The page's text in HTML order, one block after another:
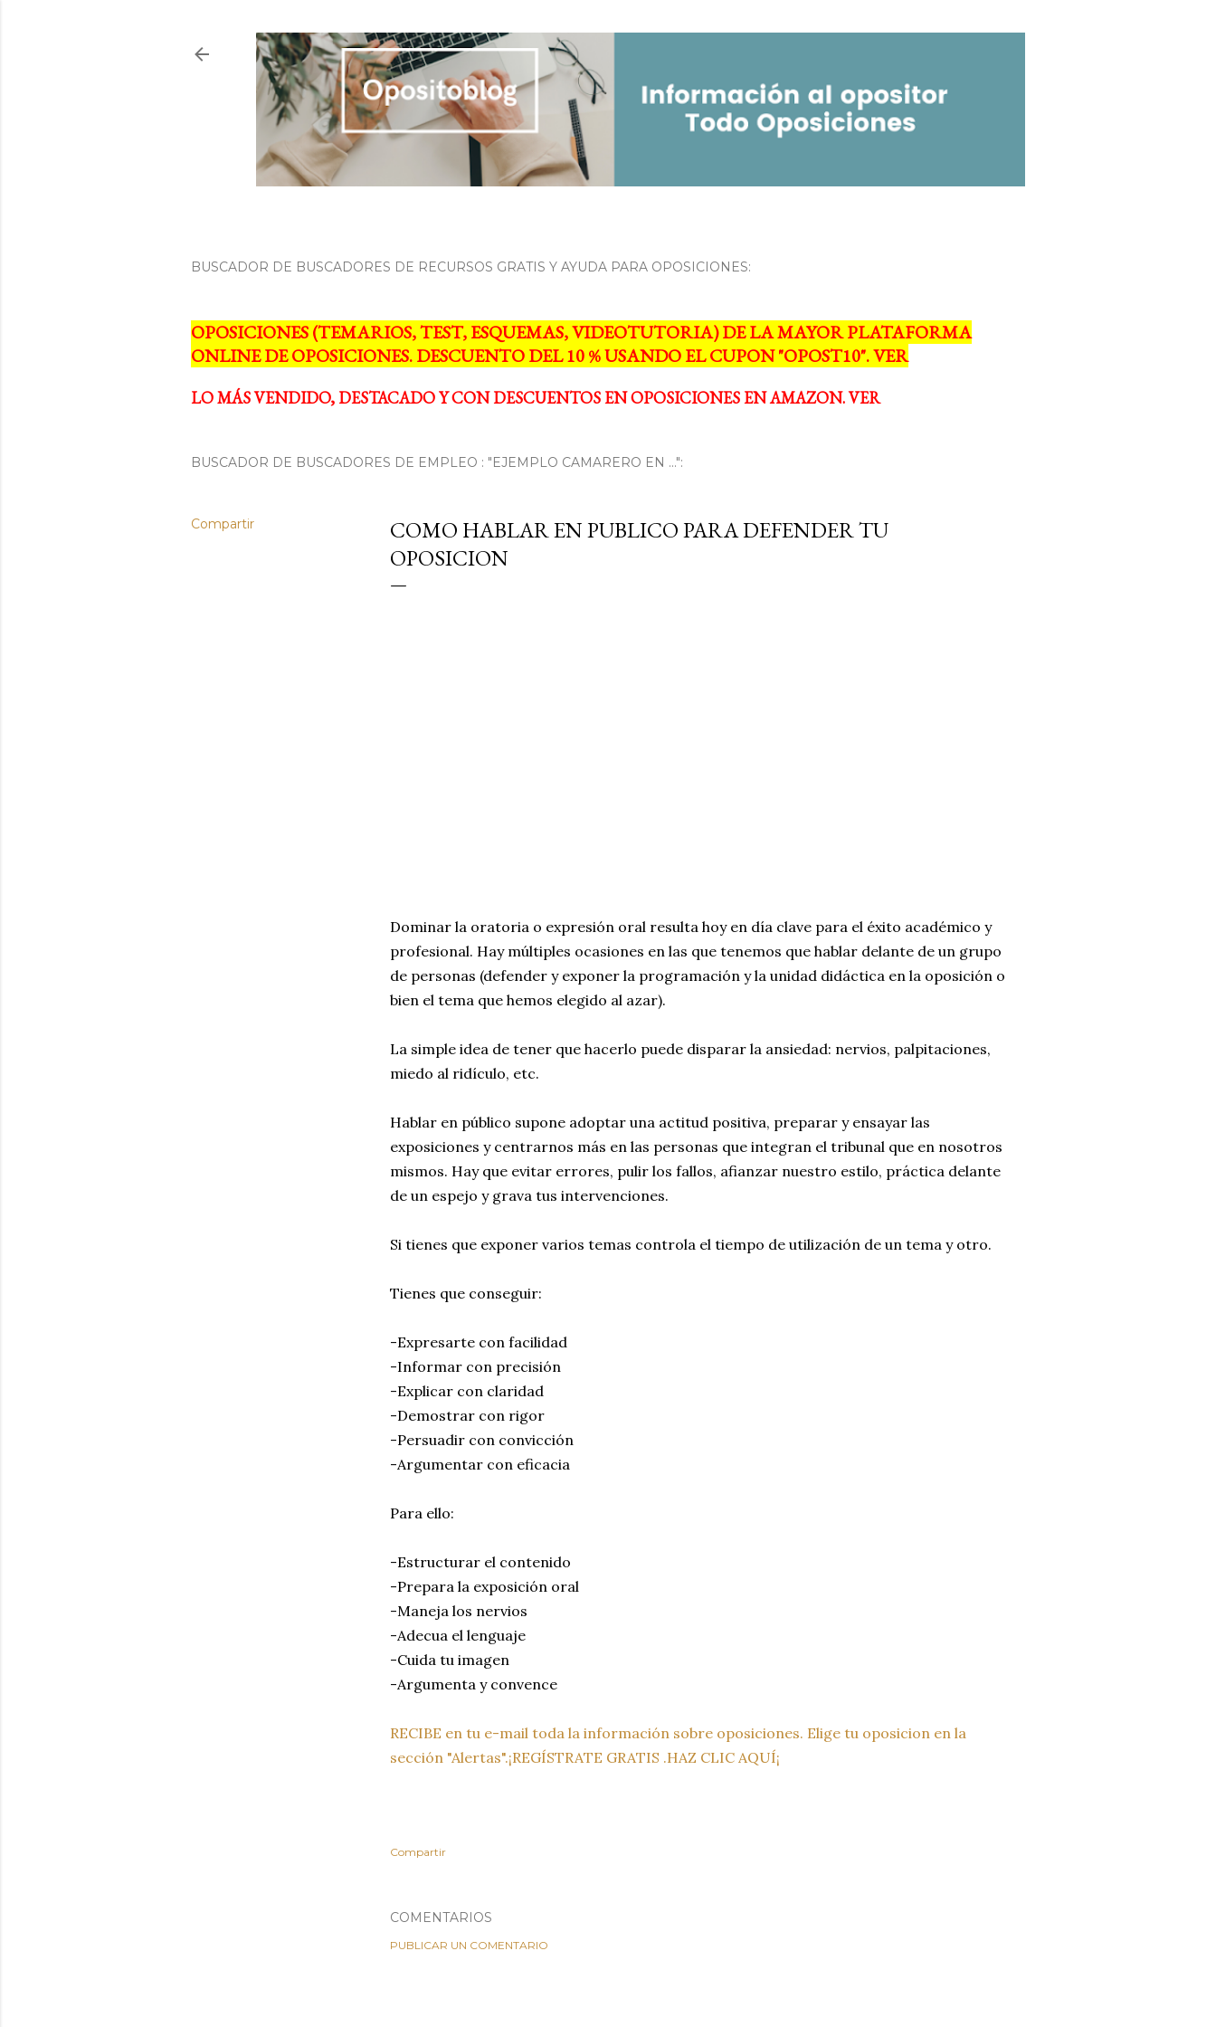
BUSCADOR DE BUSCADORES DE RECURSOS GRATIS Y AYUDA PARA OPOSICIONES:
OPOSICIONES (TEMARIOS, TEST, ESQUEMAS, VIDEOTUTORIA) DE LA MAYOR PLATAFORMA
ONLINE DE OPOSICIONES. DESCUENTO DEL 10 % USANDO EL CUPON "OPOST10". VER
LO MÁS VENDIDO, DESTACADO Y CON DESCUENTOS EN OPOSICIONES EN AMAZON. VER
BUSCADOR DE BUSCADORES DE EMPLEO : "EJEMPLO CAMARERO EN ...":
Compartir
COMO HABLAR EN PUBLICO PARA DEFENDER TU
OPOSICION
Dominar la oratoria o expresión oral resulta hoy en día clave para el éxito académico y
profesional. Hay múltiples ocasiones en las que tenemos que hablar delante de un grupo
de personas (defender y exponer la programación y la unidad didáctica en la oposición o
bien el tema que hemos elegido al azar).
La simple idea de tener que hacerlo puede disparar la ansiedad: nervios, palpitaciones,
miedo al ridículo, etc.
Hablar en público supone adoptar una actitud positiva, preparar y ensayar las
exposiciones y centrarnos más en las personas que integran el tribunal que en nosotros
mismos. Hay que evitar errores, pulir los fallos, afianzar nuestro estilo, práctica delante
de un espejo y grava tus intervenciones.
Si tienes que exponer varios temas controla el tiempo de utilización de un tema y otro.
Tienes que conseguir:
-Expresarte con facilidad
-Informar con precisión
-Explicar con claridad
-Demostrar con rigor
-Persuadir con convicción
-Argumentar con eficacia
Para ello:
-Estructurar el contenido
-Prepara la exposición oral
-Maneja los nervios
-Adecua el lenguaje
-Cuida tu imagen
-Argumenta y convence
RECIBE en tu e-mail toda la información sobre oposiciones. Elige tu oposicion en la
sección "Alertas".¡REGÍSTRATE GRATIS .HAZ CLIC AQUÍ¡
Compartir
COMENTARIOS
PUBLICAR UN COMENTARIO